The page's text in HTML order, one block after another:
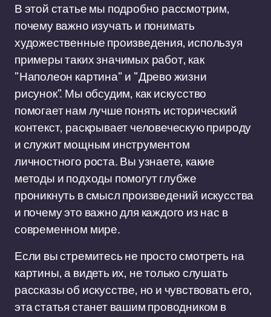
В этой статье мы подробно рассмотрим,
почему важно изучать и понимать
художественные произведения, используя
примеры таких значимых работ, как
"Наполеон картина" и "Древо жизни
рисунок". Мы обсудим, как искусство
помогает нам лучше понять исторический
контекст, раскрывает человеческую природу
и служит мощным инструментом
личностного роста. Вы узнаете, какие
методы и подходы помогут глубже
проникнуть в смысл произведений искусства
и почему это важно для каждого из нас в
современном мире.
Если вы стремитесь не просто смотреть на
картины, а видеть их, не только слушать
рассказы об искусстве, но и чувствовать его,
эта статья станет вашим проводником в